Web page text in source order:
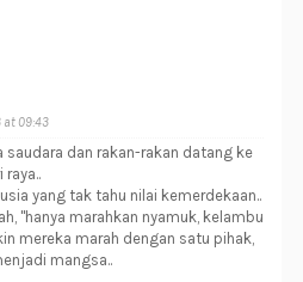
at 09:43
saudara dan rakan-rakan datang ke
raya..
yang tak tahu nilai kemerdekaan..
"hanya marahkan nyamuk, kelambu
mereka marah dengan satu pihak,
mangsa..